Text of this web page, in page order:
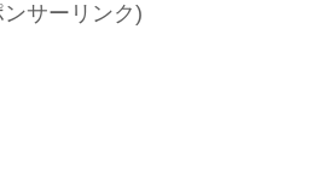
ンサーリンク)